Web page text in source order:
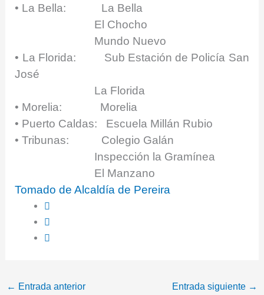
• La Bella: La Bella
El Chocho
Mundo Nuevo
• La Florida: Sub Estación de Policía San
José
La Florida
• Morelia: Morelia
• Puerto Caldas: Escuela Millán Rubio
• Tribunas: Colegio Galán
Inspección la Gramínea
El Manzano
Tomado de Alcaldía de Pereira
← Entrada anterior Entrada siguiente →